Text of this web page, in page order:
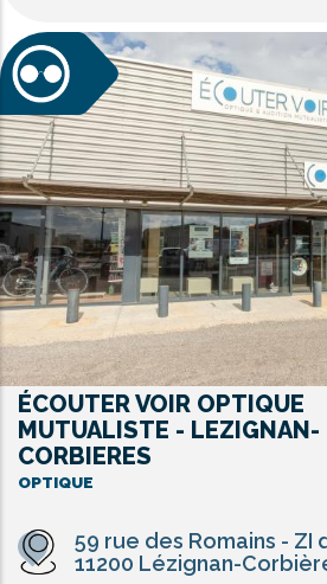
ÉCOUTER VOIR OPTIQUE
MUTUALISTE - LEZIGNAN-
CORBIERES
OPTIQUE
59 rue des Romains - ZI
11200 Lézignan-